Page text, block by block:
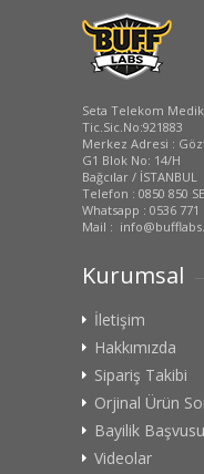
Seta Telekom
Tic.Sic.No:921883
Merkez Adresi :
G1 Blok No: 14/H
Bağcılar / İSTANBUL
Telefon : 0850 850
Whatsapp : 0536 771
Mail :
Kurumsal
İletişim
Hakkımızda
Sipariş Takibi
Orjinal Ürün
Bayilik Başvusu
Videolar